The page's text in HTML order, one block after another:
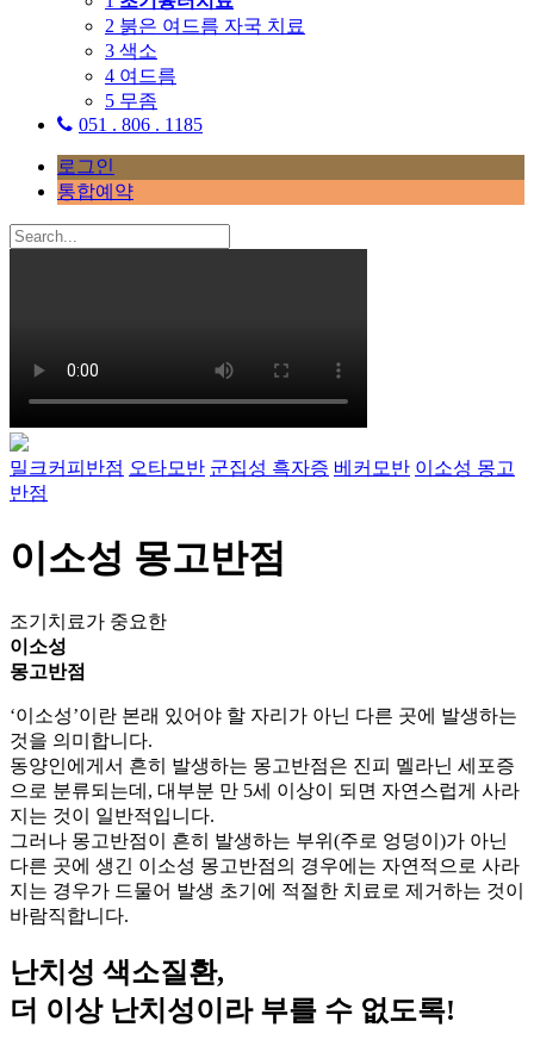
2 붉은 여드름 자국 치료
3 색소
4 여드름
5 무좀
051 . 806 . 1185
로그인
통합예약
밀크커피반점 오타모반 군집성 흑자증 베커모반 이소성 몽고
반점
이소성 몽고반점
조기치료가 중요한
이소성
몽고반점
‘이소성’이란 본래 있어야 할 자리가 아닌 다른 곳에 발생하는
것을 의미합니다.
동양인에게서 흔히 발생하는 몽고반점은 진피 멜라닌 세포증
으로 분류되는데, 대부분 만 5세 이상이 되면 자연스럽게 사라
지는 것이 일반적입니다.
그러나 몽고반점이 흔히 발생하는 부위(주로 엉덩이)가 아닌
다른 곳에 생긴 이소성 몽고반점의 경우에는 자연적으로 사라
지는 경우가 드물어 발생 초기에 적절한 치료로 제거하는 것이
바람직합니다.
난치성 색소질환,
더 이상 난치성이라 부를 수 없도록!